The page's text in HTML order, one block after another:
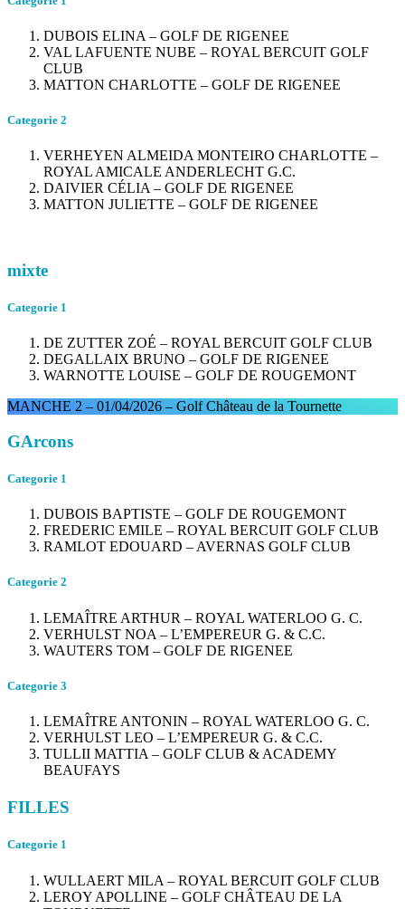
DUBOIS ELINA – GOLF DE RIGENEE
VAL LAFUENTE NUBE – ROYAL BERCUIT GOLF
CLUB
MATTON CHARLOTTE – GOLF DE RIGENEE
Categorie 2
VERHEYEN ALMEIDA MONTEIRO CHARLOTTE –
ROYAL AMICALE ANDERLECHT G.C.
DAIVIER CÉLIA – GOLF DE RIGENEE
MATTON JULIETTE – GOLF DE RIGENEE
mixte
Categorie 1
DE ZUTTER ZOÉ – ROYAL BERCUIT GOLF CLUB
DEGALLAIX BRUNO – GOLF DE RIGENEE
WARNOTTE LOUISE – GOLF DE ROUGEMONT
MANCHE 2 – 01/04/2026 – Golf Château de la Tournette
GArcons
Categorie 1
DUBOIS BAPTISTE – GOLF DE ROUGEMONT
FREDERIC EMILE – ROYAL BERCUIT GOLF CLUB
RAMLOT EDOUARD – AVERNAS GOLF CLUB
Categorie 2
LEMAÎTRE ARTHUR – ROYAL WATERLOO G. C.
VERHULST NOA – L’EMPEREUR G. & C.C.
WAUTERS TOM – GOLF DE RIGENEE
Categorie 3
LEMAÎTRE ANTONIN – ROYAL WATERLOO G. C.
VERHULST LEO – L’EMPEREUR G. & C.C.
TULLII MATTIA – GOLF CLUB & ACADEMY
BEAUFAYS
FILLES
Categorie 1
WULLAERT MILA – ROYAL BERCUIT GOLF CLUB
LEROY APOLLINE – GOLF CHÂTEAU DE LA